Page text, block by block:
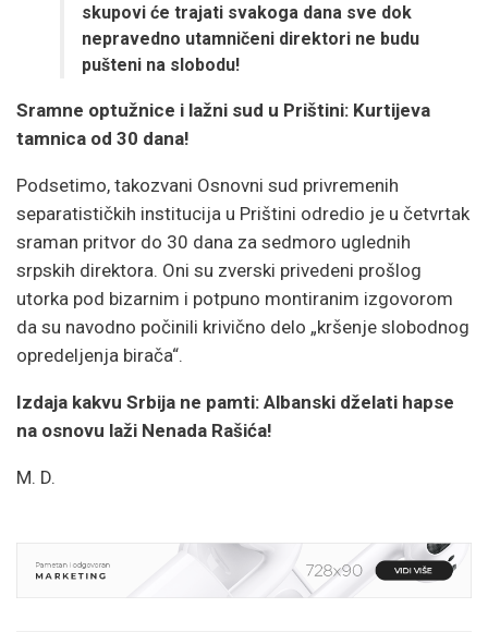
skupovi će trajati svakoga dana sve dok
nepravedno utamničeni direktori ne budu
pušteni na slobodu!
Sramne optužnice i lažni sud u Prištini: Kurtijeva
tamnica od 30 dana!
Podsetimo, takozvani Osnovni sud privremenih
separatističkih institucija u Prištini odredio je u četvrtak
sraman pritvor do 30 dana za sedmoro uglednih
srpskih direktora. Oni su zverski privedeni prošlog
utorka pod bizarnim i potpuno montiranim izgovorom
da su navodno počinili krivično delo „kršenje slobodnog
opredeljenja birača“.
Izdaja kakvu Srbija ne pamti: Albanski dželati hapse
na osnovu laži Nenada Rašića!
M. D.